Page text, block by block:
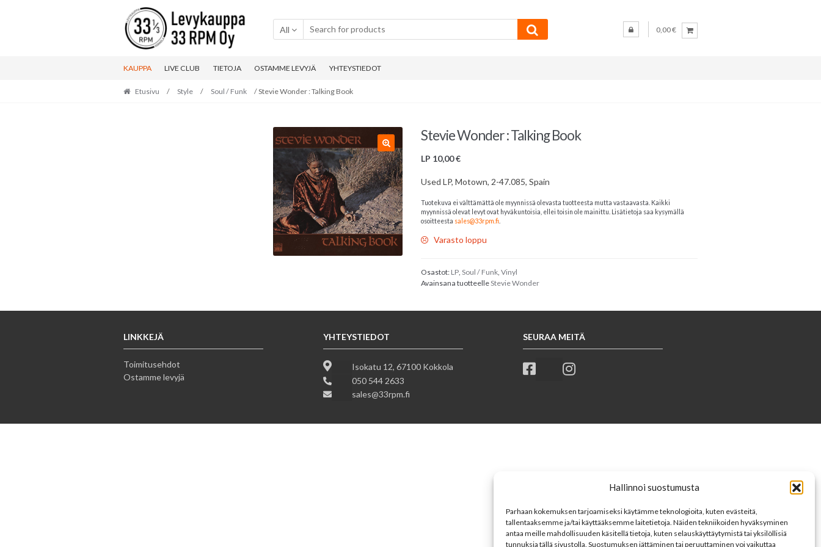
Hallinnoi suostumusta
Parhaan kokemuksen tarjoamiseksi käytämme teknologioita, kuten evästeitä,
tallentaaksemme ja/tai käyttääksemme laitetietoja. Näiden tekniikoiden hyväksyminen
antaa meille mahdollisuuden käsitellä tietoja, kuten selauskäyttäytymistä tai yksilöllisiä
tunnuksia tällä sivustolla. Suostumuksen jättäminen tai peruuttaminen voi vaikuttaa
to
navigation
to
content
All 0,00 €
KAUPPA LIVE CLUB TIETOJA OSTAMME LEVYJÄ YHTEYSTIEDOT
Etusivu / Style / Soul / Funk / Stevie Wonder : Talking Book
Stevie Wonder : Talking Book
LP 10,00€
Used LP, Motown, 2-47.085, Spain
Tuotekuva ei välttämättä ole myynnissä olevasta tuotteesta mutta vastaavasta. Kaikki
myynnissä olevat levyt ovat hyväkuntoisia, ellei toisin ole mainittu. Lisätietoja saa kysymällä
osoitteesta sales@33rpm.fi
Varasto loppu
Osastot: LP, Soul / Funk, Vinyl
Avainsana tuotteelleStevie Wonder
LINKKEJÄ
Toimitusehdot
Ostamme levyjä
YHTEYSTIEDOT
Isokatu 12, 67100 Kokkola
050 544 2633
sales@33rpm.fi
SEURAA MEITÄ